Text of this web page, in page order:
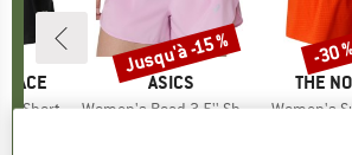
FACE
Short
MARQUE
ASICS
Article
Women's Road 3,5'' Short
Remise
Jusqu'à -15 %
THE
Article
Women's
-30